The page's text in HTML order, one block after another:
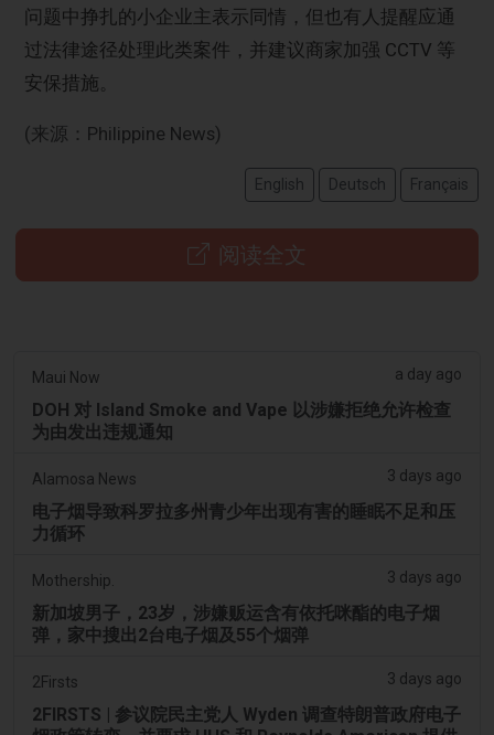
问题中挣扎的小企业主表示同情，但也有人提醒应通
过法律途径处理此类案件，并建议商家加强 CCTV 等
安保措施。
(来源：Philippine News)
English Deutsch Français
阅读全文
Maui Now a day ago
DOH 对 Island Smoke and Vape 以涉嫌拒绝允许检查
为由发出违规通知
Alamosa News 3 days ago
电子烟导致科罗拉多州青少年出现有害的睡眠不足和压
力循环
Mothership. 3 days ago
新加坡男子，23岁，涉嫌贩运含有依托咪酯的电子烟
弹，家中搜出2台电子烟及55个烟弹
2Firsts 3 days ago
2FIRSTS | 参议院民主党人 Wyden 调查特朗普政府电子